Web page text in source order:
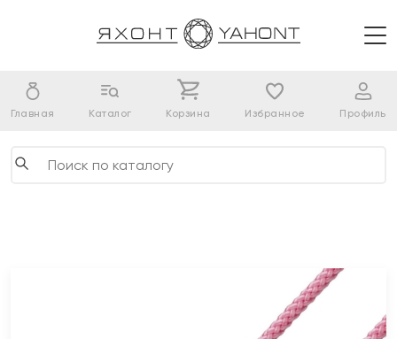
Главная Каталог Корзина Избранное Профиль